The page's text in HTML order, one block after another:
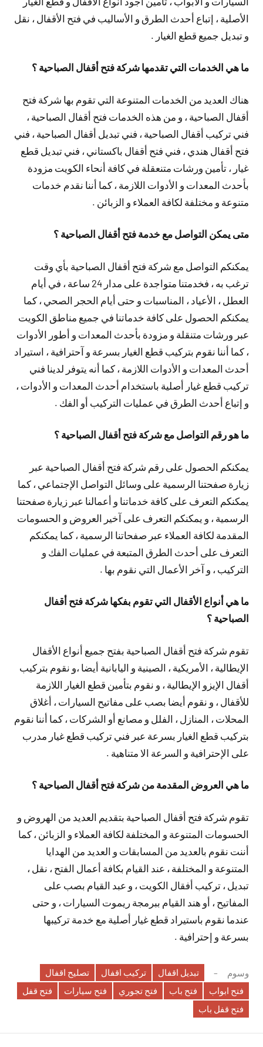
الأصلية ، إتباع أحدث الطرق و الأساليب في فتح الأقفال ، نقل
و تبديل جميع قطع الغيار .
ما هي الخدمات التي تقدمها شركة فتح أقفال الصباحية ؟
هناك العديد من الخدمات المتنوعة التي تقوم بها شركة فتح
أقفال الصباحية ، و من هذه الخدمات فتح أقفال الصباحية ،
فني تركيب أقفال الصباحية ، فني تبديل أقفال الصباحية ، فني
فتح أقفال هندي ، فني فتح أقفال باكستاني ، فني تبديل قطع
غيار ، تأمين ورشات متنعقلة في كافة أنحاء الكويت مزودة
بأحدث المعدات و الأدوات اللازمة ، كما أننا نقدم خدمات
متنوعة و مختلفة لكافة العملاء و الزبائن .
متى يمكن التواصل مع خدمة فتح أقفال الصباحية ؟
يمكنكم التواصل مع شركة فتح أقفال الصباحية بأي وقت
ترغب به ، فخدمتنا متواجدة على مدار 24 ساعة ، في أيام
العطل ، الأعياد ، المناسبات و حتى أيام الحجر الصحي ، كما
يمكنكم الحصول على كافة خدماتنا في جميع مناطق الكويت
عبر ورشات متنقلة و مزودة بأحدث المعدات و أطور الأدوات
، كما أننا نقوم بتركيب قطع الغيار بسرعة و آحترافية ، استيراد
أحدث المعدات و الأدوات اللازمة ، كما أنه يتوفر لدينا فني
تركيب قطع غيار أصلية باستخدام أحدث المعدات و الأدوات ،
و إتباع أحدث الطرق في عمليات التركيب أو الفك .
ما هو رقم التواصل مع شركة فتح أقفال الصباحية ؟
يمكنكم الحصول على رقم شركة فتح أقفال الصباحية عبر
زيارة صفحتنا الرسمية على وسائل التواصل الإجتماعي ، كما
يمكنكم التعرف على كافة خدماتنا و أعمالنا عبر زيارة صفحتنا
الرسمية ، و يمكنكم التعرف على آخير العروض و الحسومات
المقدمة لكافة العملاء عبر صفحاتنا الرسمية ، كما يمكنكم
التعرف على أحدث الطرق المتبعة في عمليات الفك و
التركيب ، و آخر الأعمال التي نقوم بها .
ما هي أنواع الأقفال التي تقوم بفكها شركة فتح أقفال
الصباحية ؟
تقوم شركة فتح أقفال الصباحية بفتح جميع أنواع الأقفال
الإيطالية ، الأمريكية ، الصينية و اليابانية أيضا ،و نقوم بتركيب
أقفال الإيزو الإيطالية ، و نقوم بتأمين قطع الغيار اللازمة
للأقفال ، و نقوم أيضا بصب على مفاتيح السيارات ، أغلاق
المحلات ، المنازل ، الفلل و مصانع أو الشركات ، كما أننا نقوم
بتركيب قطع الغيار بسرعة عبر فني تركيب قطع غيار مدرب
على الإحترافية و السرعة الا متناهية .
ما هي العروض المقدمة من شركة فتح أقفال الصباحية ؟
تقوم شركة فتح أقفال الصباحية بتقديم العديد من الهروض و
الحسومات المتنوعة و المختلفة لكافة العملاء و الزبائن ، كما
أننت نقوم بالعديد من المسابقات و العديد من الهدايا
المتنوعة و المختلفة ، عند القيام بكافة أعمال الفتح ، نقل ،
تبديل ، تركيب أفقال الكويت ، و عبد القيام بصب على
المفاتيح ، أو هند القيام ببرمجة ريموت السيارات ، و حتى
عندما نقوم باستيراد قطع غيار أصلية مع خدمة تركيبها
بسرعة و إحترافية .
وسوم تبديل اقفال تركيب اقفال
تصليح اقفال
فتح ابواب
فتح باب فتح تجوري فتح سيارات
فتح قفل
فتح قفل باب